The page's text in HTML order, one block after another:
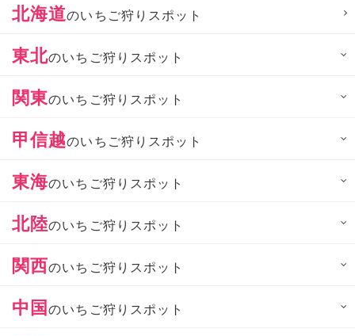
北海道のいちご狩りスポット
東北のいちご狩りスポット
関東のいちご狩りスポット
甲信越のいちご狩りスポット
東海のいちご狩りスポット
北陸のいちご狩りスポット
関西のいちご狩りスポット
中国のいちご狩りスポット